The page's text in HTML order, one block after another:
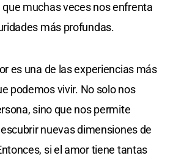
muchas veces nos enfrenta
más profundas.
es una de las experiencias más
podemos vivir. No solo nos
sino que nos permite
nuevas dimensiones de
si el amor tiene tantas